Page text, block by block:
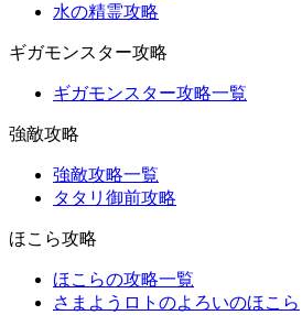
水の精霊攻略
ギガモンスター攻略
ギガモンスター攻略一覧
強敵攻略
強敵攻略一覧
タタリ御前攻略
ほこら攻略
ほこらの攻略一覧
さまようロトのよろいのほこら